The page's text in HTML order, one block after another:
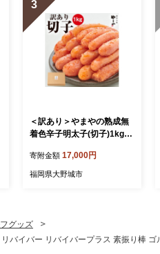
3
＜訳あり＞やまやの熟成無
着色辛子明太子(切子)1kg&
野城市)【1757188】
寄附金額 17,000円
福岡県大野城市
グッズ
バイバー リバイバープラス 素振り棒